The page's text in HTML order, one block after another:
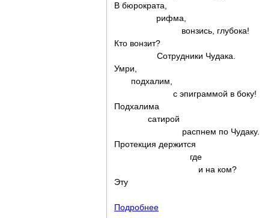
В бюрократа,
рифма,
вонзись, глубока!
Кто вонзит?
Сотрудники Чудака.
Умри,
подхалим,
с эпиграммой в боку!
Подхалима
сатирой
распнем по Чудаку.
Протекция держится
где
и на ком?
Эту
Подробнее